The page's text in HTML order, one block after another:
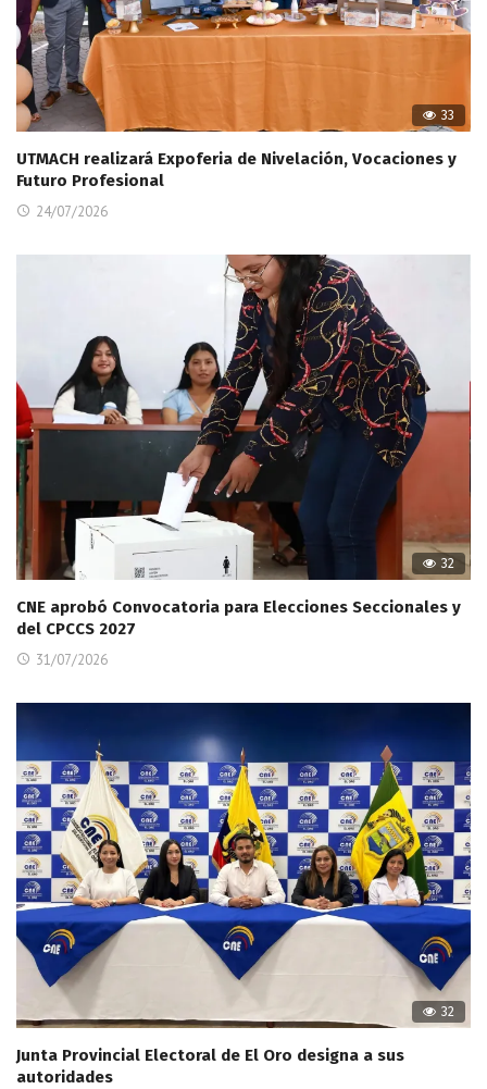
33
UTMACH realizará Expoferia de Nivelación, Vocaciones y
Futuro Profesional
24/07/2026
32
CNE aprobó Convocatoria para Elecciones Seccionales y
del CPCCS 2027
31/07/2026
32
Junta Provincial Electoral de El Oro designa a sus
autoridades